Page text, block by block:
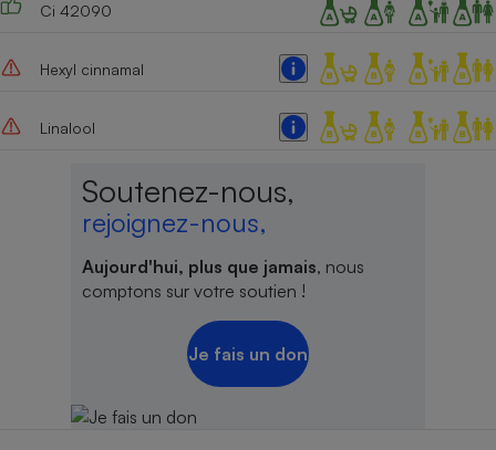
Ci 42090
Hexyl cinnamal
Linalool
Soutenez-nous,
rejoignez-nous,
Aujourd'hui, plus que jamais, nous
comptons sur votre soutien !
Je fais un don